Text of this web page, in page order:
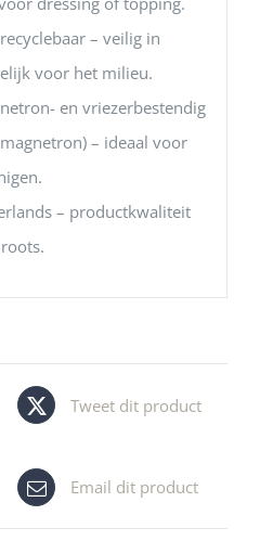
– veilig in
voor het milieu.
en vriezerbestendig
– ideaal voor
– productkwaliteit
Tweet dit product
Email dit product